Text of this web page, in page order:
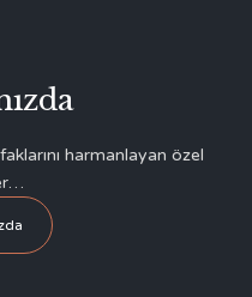
harmanlayan özel